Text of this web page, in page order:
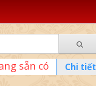
sẵn có Chi tiết